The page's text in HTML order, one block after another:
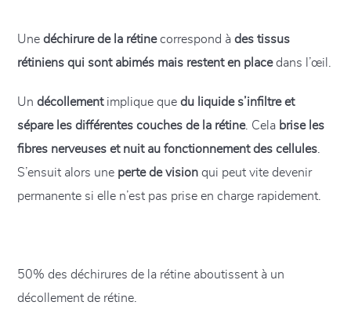
Unedéchirure de la rétinecorrespond àdes tissus
rétiniens qui sont abimés mais restent en placedans l’œil.
Undécollementimplique quedu liquide s’infiltre et
sépare les différentes couches de la rétine. Cela brise les
fibres nerveuses et nuit au fonctionnement des cellules
S’ensuit alors une perte de vision qui peut vite devenir
permanente si elle n’est pas prise en charge rapidement.
50% des déchirures de la rétine aboutissent à un
décollement de rétine.